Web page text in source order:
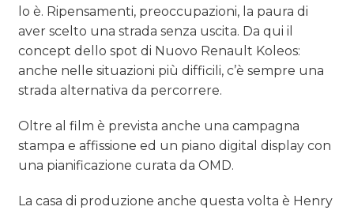
lo è. Ripensamenti, preoccupazioni, la paura di
aver scelto una strada senza uscita. Da qui il
concept dello spot di Nuovo Renault Koleos:
anche nelle situazioni più difficili, c’è sempre una
strada alternativa da percorrere.
Oltre al film è prevista anche una campagna
stampa e affissione ed un piano digital display con
una pianificazione curata da OMD.
La casa di produzione anche questa volta è Henry